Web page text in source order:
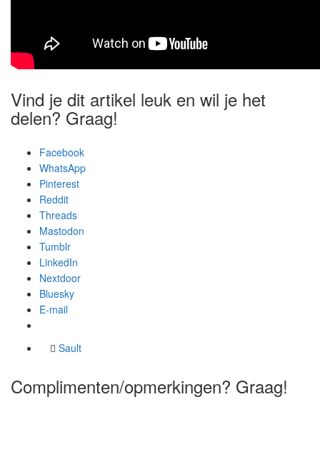
Vind je dit artikel leuk en wil je het
delen? Graag!
Facebook
WhatsApp
Pinterest
Reddit
Threads
Mastodon
Tumblr
LinkedIn
Nextdoor
Bluesky
E-mail
Sault
Complimenten/opmerkingen? Graag!